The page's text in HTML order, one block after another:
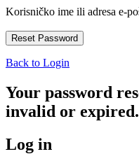
Korisničko ime ili adresa e-
Back to Login
Your password
invalid or expired.
Log in